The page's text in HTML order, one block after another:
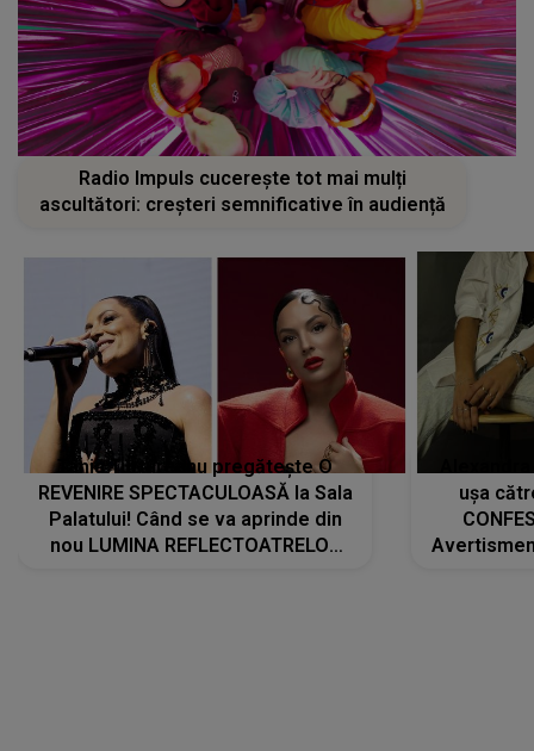
Radio Impuls cucerește tot mai mulți
ascultători: creșteri semnificative în audiență
Tania Turtureanu pregătește O
REVENIRE SPECTACULOASĂ la Sala
Palatului! Când se va aprinde din
nou LUMINA REFLECTOATRELOR
ușa